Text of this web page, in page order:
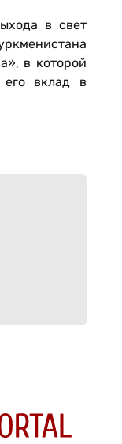
в свет
в которой
вклад в